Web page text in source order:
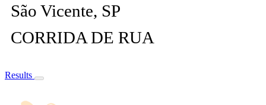
São Vicente, SP
CORRIDA DE RUA
Results